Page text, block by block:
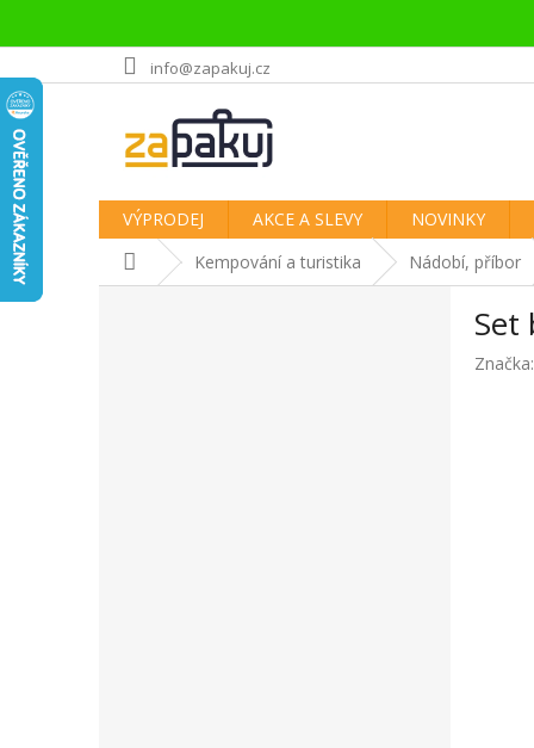
na
obsah
info@zapakuj.cz
VÝPRODEJ AKCE A SLEVY
NOVINKY
Domů Kempování a turistika Nádobí, příbor
Set